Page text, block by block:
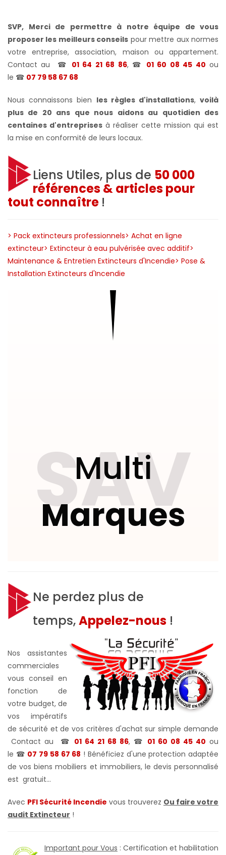
SVP, Merci de permettre à notre équipe de vous
proposer les meilleurs conseils pour mettre aux normes
votre entreprise, association, maison ou appartement.
Contact au
☎ 01 64 21 68 86, ☎ 01 60 08 45 40 ou
le ☎ 07 79 58 67 68
Nous connaissons bien les règles d'installations,voilà
plus de 20 ans que nous aidons au quotidien des
centaines d'entreprises à réaliser cette mission qui est
la mise en conformité de leurs locaux.
Liens Utiles, plus de 50 000
références & articles pour
tout connaître !
> Pack extincteurs professionnels> Achat en ligne
extincteur> Extincteur à eau pulvérisée avec additif>
Maintenance & Entretien Extincteurs d'Incendie> Pose &
Installation Extincteurs d'Incendie
SAV
Multi
Marques
Ne perdez plus de
temps,Appelez-nous !
Nos assistantes
commerciales
vous conseil en
fonction de
votre budget, de
vos impératifs
de sécurité et de vos critères d'achat sur simple demande
Contact au
☎ 01 64 21 68 86, ☎ 01 60 08 45 40 ou
le ☎ 07 79 58 67 68 ! Bénéficiez d'une protection adaptée
de vos biens mobiliers et immobiliers, le devis personnalisé
est gratuit...
Avec PFI Sécurité Incendie vous trouverez Ou faire votre
audit Extincteur !
.Important pour Vous : Certification et habilitation